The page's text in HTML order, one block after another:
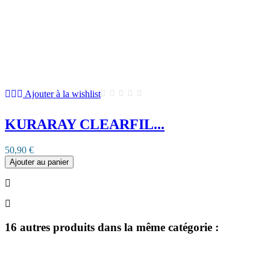
Ajouter à la wishlist
KURARAY CLEARFIL...
50,90 €
Ajouter au panier
16 autres produits dans la même catégorie :